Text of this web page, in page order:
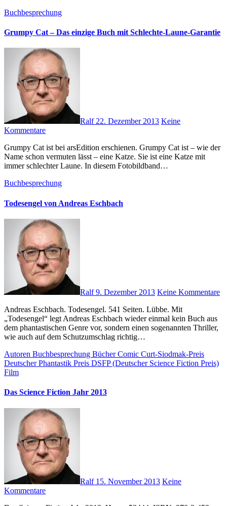
Buchbesprechung
Grumpy Cat – Das einzige Buch mit Schlechte-Laune-Garantie
Ralf22. Dezember 2013 Keine
Kommentare
Grumpy Cat ist bei arsEdition erschienen. Grumpy Cat ist – wie der
Name schon vermuten lässt – eine Katze. Sie ist eine Katze mit
immer schlechter Laune. In diesem Fotobildband…
Buchbesprechung
Todesengel von Andreas Eschbach
Ralf9. Dezember 2013 Keine Kommentare
Andreas Eschbach. Todesengel. 541 Seiten. Lübbe. Mit
„Todesengel“ legt Andreas Eschbach wieder einmal kein Buch aus
dem phantastischen Genre vor, sondern einen sogenannten Thriller,
wie auch auf dem Schutzumschlag richtig…
Autoren Buchbesprechung BücherComic Curt-Siodmak-Preis
Deutscher Phantastik Preis DSFP (Deutscher Science Fiction Preis)
Film
Das Science Fiction Jahr 2013
Ralf 15. November 2013 Keine
Kommentare